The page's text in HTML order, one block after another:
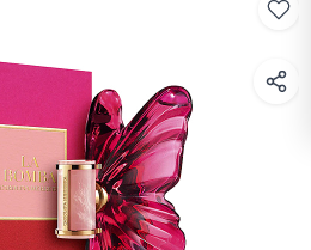
Facebook
WhatsApp
X (Twitter)
Email